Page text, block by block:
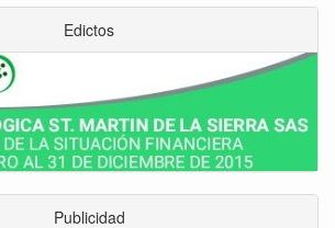
Edictos
Publicidad